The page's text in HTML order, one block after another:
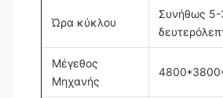
Ώρα κύκλου
Συνήθως 5-
Μέγεθος
Μηχανής